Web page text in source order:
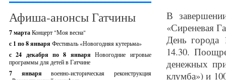
Афиша-анонсы Гатчины
7 мартаКонцерт "Моя весна"
с 1 по 8 января Фестиваль «Новогодняя кутерьма»
с 24 декабря по 8 январяНовогодние игровые
программы для детей в Гатчине
7 январявоенно-историческая реконструкция
В
«Сиреневая
День города
14.30.
денежных
клумба») и